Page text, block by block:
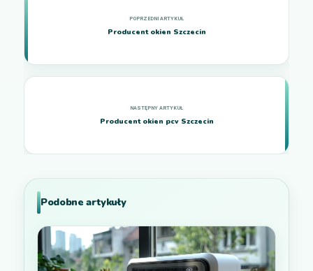
Producent okien Szczecin
Producent okien pcv Szczecin
Podobne artykuły